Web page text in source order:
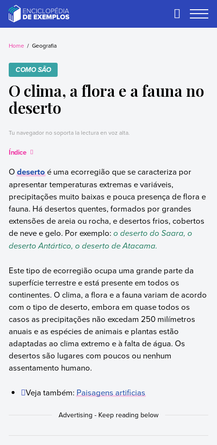
contentExemplos
Precisa de
temos.
Primary
Home Geografia
COMO SÃO
O clima, a flora e a fauna no
deserto
Tu navegador no soporta la lectura en voz alta.
Índice
Odesertoé uma ecorregião que se caracteriza por
apresentar temperaturas extremas e variáveis,
precipitações muito baixas e pouca presença de flora e
fauna. Há desertos quentes, formados por grandes
extensões de areia ou rocha, e desertos frios, cobertos
de neve e gelo. Por exemplo: o deserto do Saara, o
deserto Antártico, o deserto de Atacama.
Este tipo de ecorregião ocupa uma grande parte da
superfície terrestre e está presente em todos os
continentes. O clima, a flora e a fauna variam de acordo
com o tipo de deserto, embora em quase todos os
casos as precipitações não excedam 250 milímetros
anuais e as espécies de animais e plantas estão
adaptadas ao clima extremo e à falta de água. Os
desertos são lugares com poucos ou nenhum
assentamento humano.
Veja também:Paisagens artificias